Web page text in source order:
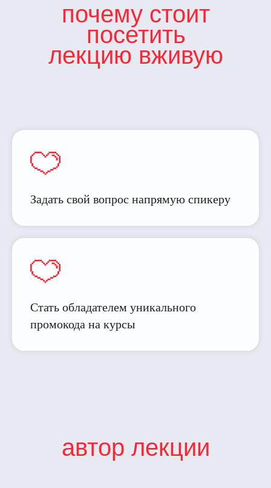
почему стоит
посетить
лекцию вживую
Задать свой вопрос напрямую спикеру
Стать обладателем уникального
промокода на курсы
автор лекции